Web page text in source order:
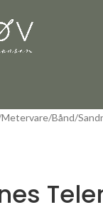
Metervare Bånd